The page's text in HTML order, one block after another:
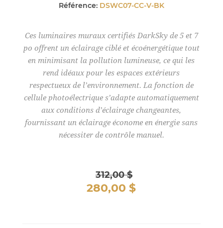
Référence: DSWC07-CC-V-BK
Ces luminaires muraux certifiés DarkSky de 5 et 7
po offrent un éclairage ciblé et écoénergétique tout
en minimisant la pollution lumineuse, ce qui les
rend idéaux pour les espaces extérieurs
respectueux de l’environnement. La fonction de
cellule photoélectrique s’adapte automatiquement
aux conditions d’éclairage changeantes,
fournissant un éclairage économe en énergie sans
nécessiter de contrôle manuel.
312,00 $
280,00 $